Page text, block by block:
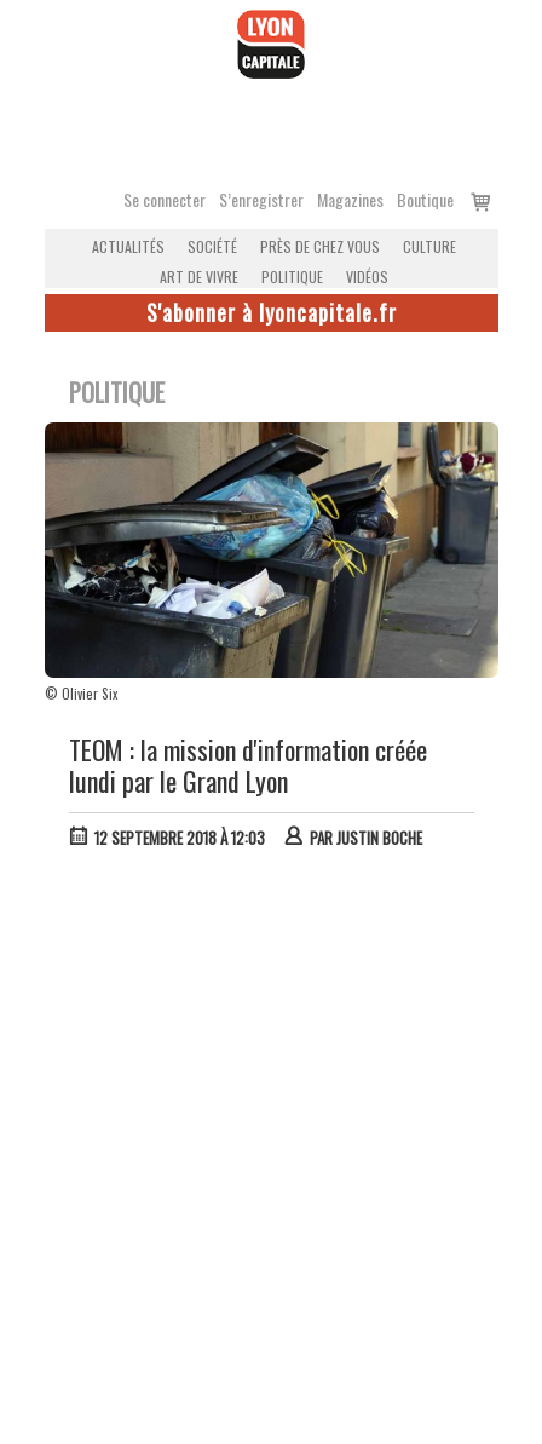
Se connecter S’enregistrer Magazines Boutique
Voir
ACTUALITÉS SOCIÉTÉ PRÈS DE CHEZ VOUS
CULTURE
ART DE VIVRE
POLITIQUE VIDÉOS
S'abonner à lyoncapitale.fr
POLITIQUE
© Olivier Six
TEOM : la mission d'information créée
lundi par le Grand Lyon
12 SEPTEMBRE 2018 À 12:03 PARJUSTIN BOCHE